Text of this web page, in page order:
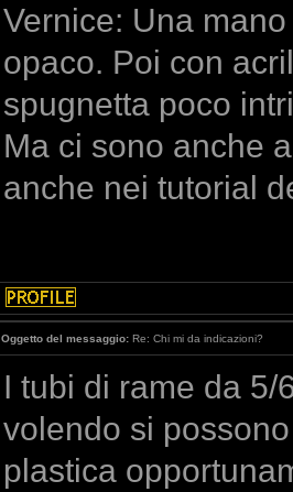
Vernice: Una
opaco. Poi con
spugnetta poco
Ma ci sono anche
anche nei tutorial
Oggetto del messaggio: Re: Chi mi da indicazioni?
I tubi di rame da 5/
volendo si
plastica